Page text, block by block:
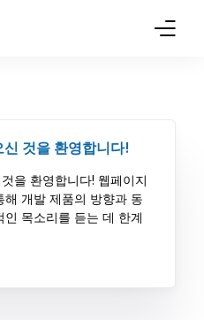
것을 환영합니다!
을 환영합니다! 웹페이지
개발 제품의 방향과 동
목소리를 듣는 데 한계